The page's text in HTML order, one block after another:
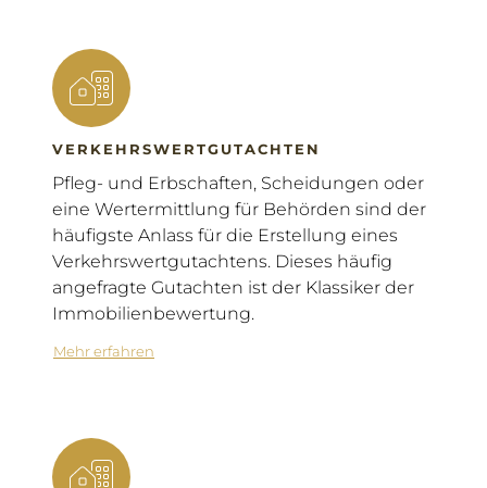
VERKEHRSWERTGUTACHTEN
Pfleg- und Erbschaften, Scheidungen oder
eine Wertermittlung für Behörden sind der
häufigste Anlass für die Erstellung eines
Verkehrswertgutachtens. Dieses häufig
angefragte Gutachten ist der Klassiker der
Immobilienbewertung.
Mehr erfahren